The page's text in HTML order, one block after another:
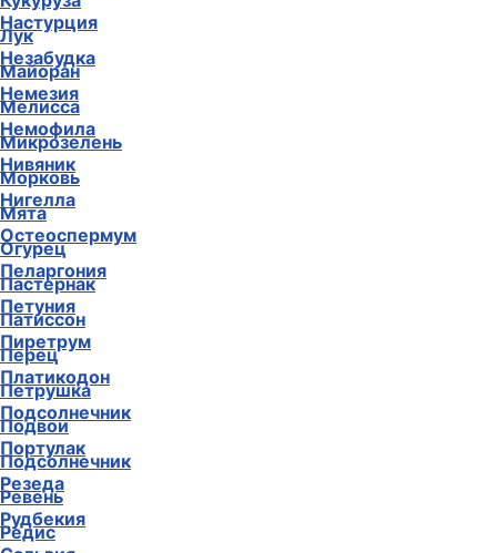
Настурция
Незабудка
Немезия
Немофила
Нивяник
Нигелла
Остеоспермум
Пеларгония
Петуния
Пиретрум
Платикодон
Подсолнечник
Портулак
Резеда
Рудбекия
Лук
Майоран
Мелисса
Микрозелень
Морковь
Мята
Огурец
Пастернак
Патиссон
Перец
Петрушка
Подвои
Подсолнечник
Ревень
Редис